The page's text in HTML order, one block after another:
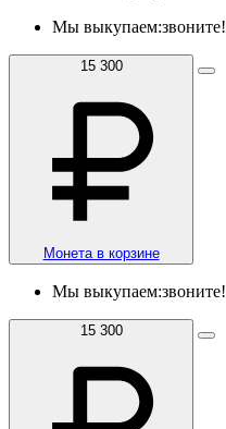
Мы выкупаем:звоните!
15 300
Монета в корзине
Мы выкупаем:звоните!
15 300